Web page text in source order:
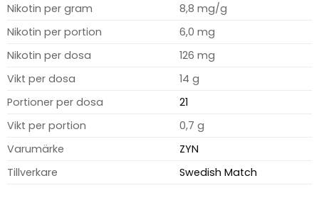
Nikotin per gram
8,8 mg/g
Nikotin per portion
6,0 mg
Nikotin per dosa
126 mg
Vikt per dosa
14 g
Portioner per dosa
21
Vikt per portion
0,7 g
Varumärke
ZYN
Tillverkare
Swedish Match